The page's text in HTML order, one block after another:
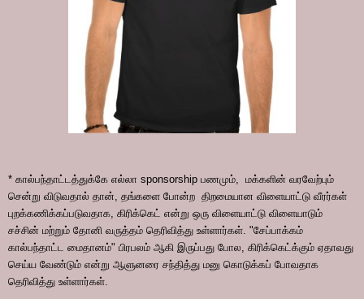
* கால்பந்தாட்டத்துக்கே எல்லா sponsorship பணமும், மக்களின் வரவேற்பும்
சென்று விடுவதால் தான், தங்களை போன்ற திறமையான விளையாட்டு வீரர்கள்
புறக்கணிக்கப்படுவதாக, கிரிக்கெட் என்று ஒரு விளையாட்டு விளையாடும்
சச்சின் மற்றும் தோனி வருத்தம் தெரிவித்து உள்ளார்கள். "சேப்பாக்கம்
கால்பந்தாட்ட மைதானம்" பிரபலம் ஆகி இருப்பது போல, கிரிக்கெட்க்கும் ஏதாவது
செய்ய வேண்டும் என்று ஆளுனரை சந்தித்து மனு கொடுக்கப் போவதாக
தெரிவித்து உள்ளார்கள்.